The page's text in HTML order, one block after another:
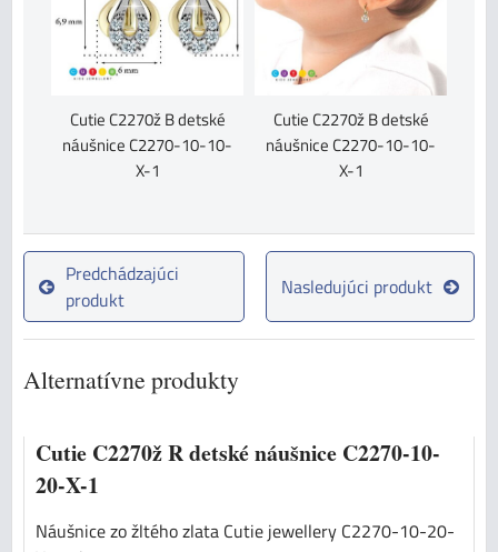
Cutie C2270ž B detské
náušnice C2270-10-10-
X-1
Cutie C2270ž B detské
náušnice C2270-10-10-
X-1
Predchádzajúci
produkt
Nasledujúci produkt
Alternatívne produkty
Cutie C2270ž R detské náušnice C2270-10-
20-X-1
Náušnice zo žltého zlata Cutie jewellery C2270-10-20-